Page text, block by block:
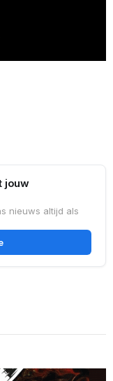
jouw
nieuws altijd als